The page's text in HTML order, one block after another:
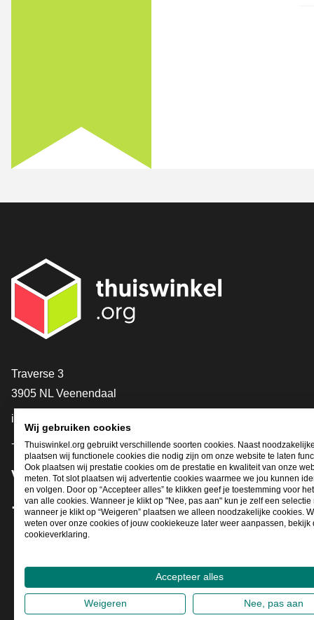
Contact
Traverse 3
3905 NL Veenendaal
info@thuiswinkel.org
+31 (0)318 64 85 75
Volg je ons al?
Facebook
X LinkedIn
Instagram
YouTube
Wij gebruiken cookies
Thuiswinkel.org gebruikt verschillende soorten cookies. Naast
plaatsen wij functionele cookies die nodig zijn om onze website te laten
Ook plaatsen wij prestatie cookies om de prestatie en kwaliteit van onze
meten. Tot slot plaatsen wij advertentie cookies waarmee we jou kunnen
en volgen. Door op “Accepteer alles” te klikken geef je toestemming voor
van alle cookies. Wanneer je klikt op "Nee, pas aan" kun je zelf een selectie
wanneer je klikt op “Weigeren” plaatsen we alleen noodzakelijke cookies.
weten over onze cookies of jouw cookiekeuze later weer aanpassen, bekijk
cookieverklaring.
Accepteer alles
Weigeren Nee, pas aan